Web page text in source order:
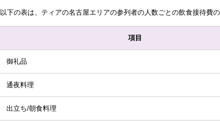
以下の表は、ティアの名古屋エリアの参列者の人数ごとの飲食接待費
項目
御礼品
通夜料理
出立ち/朝食料理